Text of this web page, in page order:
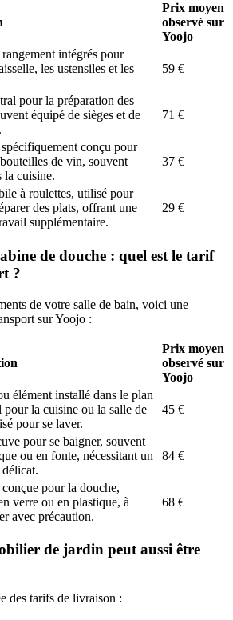
Prix moyen
observé sur
Yoojo
intégrés pour
les ustensiles et les
59 €
pour la préparation des
équipé de sièges et de
71 €
conçu pour
de vin, souvent
la cuisine.
37 €
à roulettes, utilisé pour
des plats, offrant une
supplémentaire.
29 €
de douche : quel est le tarif
?
de votre salle de bain, voici une
sur Yoojo :
Prix moyen
observé sur
Yoojo
élément installé dans le plan
pour la cuisine ou la salle de
pour se laver.
45 €
pour se baigner, souvent
ou en fonte, nécessitant un
84 €
pour la douche,
verre ou en plastique, à
avec précaution.
68 €
de jardin peut aussi être
des tarifs de livraison :